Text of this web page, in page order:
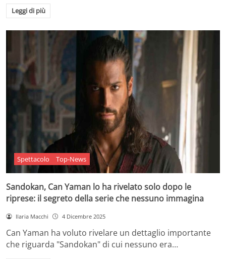
Leggi di più
Spettacolo Top-News
Sandokan, Can Yaman lo ha rivelato solo dopo le
riprese: il segreto della serie che nessuno immagina
Ilaria Macchi 4 Dicembre 2025
Can Yaman ha voluto rivelare un dettaglio importante
che riguarda "Sandokan" di cui nessuno era…